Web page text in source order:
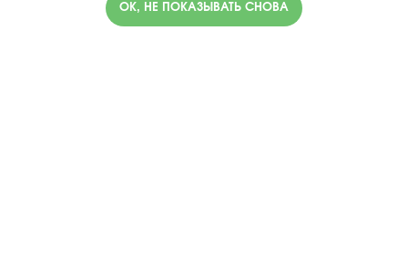
ОК, НЕ ПОКАЗЫВАТЬ СНОВА